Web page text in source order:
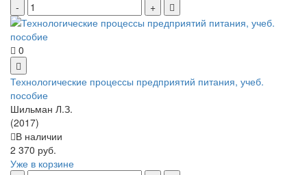
0
Технологические процессы предприятий питания, учеб.
пособие
Шильман Л.З.
(2017)
В наличии
2 370 руб.
Уже в корзине